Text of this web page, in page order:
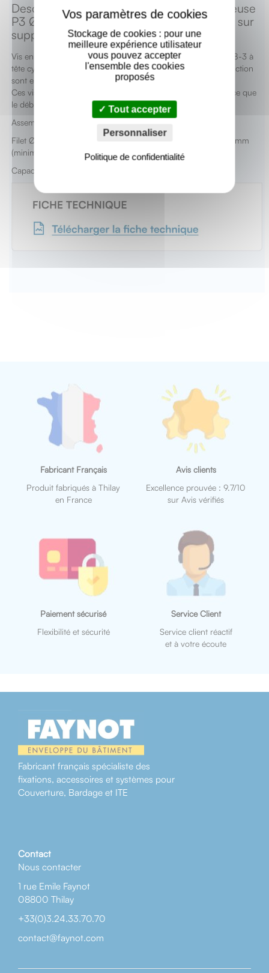
Descriptif produit : Vis inox TCB autoperçeuse
P3 Ø5,5 - Fixation de panneaux de façade sur
support métallique
Vis en acier inoxydable A2 (X5CrNi18-10) selon NF EN 10088-3 à
tête cylindrique bombée. La pointe foreuse et le filet d’introduction
sont en acier cémenté.
Ces vis doivent toujours être vissées dans le support jusqu’à ce que
le début de la partie inox l’ait traversée.
Assemblée avec rondelle EPDM Ø 10 mm (selon choix).
Filet Ø 5,5 mm (Pas = 1,80). Capacité de perçage 1,26 à 3,5 mm
(minimum 2 x 0,63 mm).
Capacité de serrage : voir tableau
Fabricant Français
Produit fabriqués à Thilay
en France
Avis clients
Excellence prouvée : 9.7/10
sur Avis vérifiés
Paiement sécurisé
Flexibilité et sécurité
Service Client
Service client réactif
et à votre écoute
Fabricant français spécialiste des
fixations, accessoires et systèmes pour
Couverture, Bardage et ITE
Contact
Nous contacter
1 rue Emile Faynot
08800 Thilay
+33(0)3.24.33.70.70
contact@faynot.com
Stockage de cookies : pour une
meilleure expérience utilisateur
vous pouvez accepter
l'ensemble des cookies
proposés
Tout accepter
Personnaliser
Politique de confidentialité